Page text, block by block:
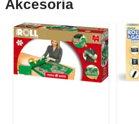
Akcesoria